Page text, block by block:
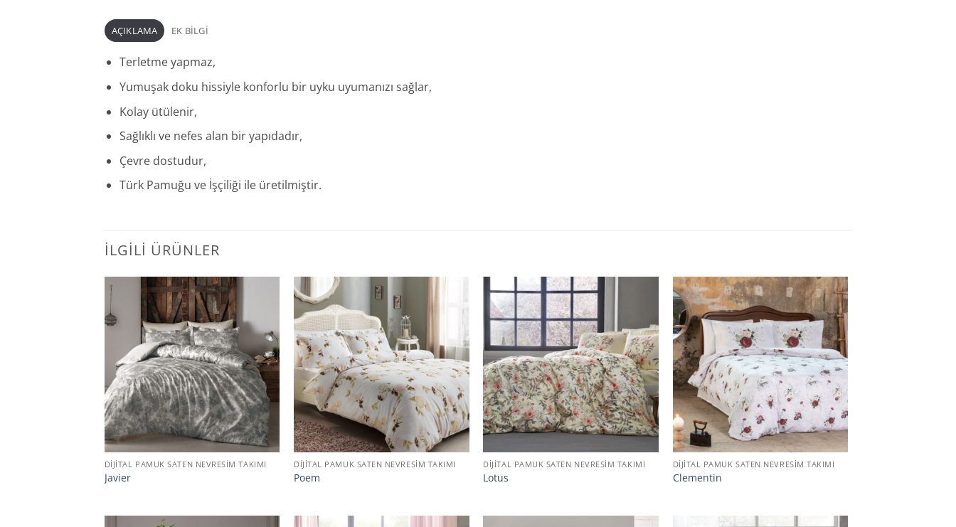
AÇIKLAMA EK BILGI
Terletme yapmaz,
Yumuşak doku hissiyle konforlu bir uyku uyumanızı sağlar,
Kolay ütülenir,
Sağlıklı ve nefes alan bir yapıdadır,
Çevre dostudur,
Türk Pamuğu ve İşçiliği ile üretilmiştir.
İLGILI ÜRÜNLER
DIJITAL PAMUK SATEN NEVRESIM TAKIMI
Javier
DIJITAL PAMUK SATEN NEVRESIM TAKIMI
Poem
DIJITAL PAMUK SATEN NEVRESIM TAKIMI
Lotus
DIJITAL PAMUK SATEN NEVRESIM TAKIMI
Clementin